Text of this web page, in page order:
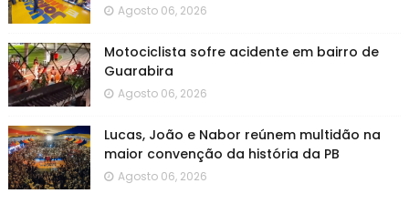
Agosto 06, 2026
Motociclista sofre acidente em bairro de
Guarabira
Agosto 06, 2026
Lucas, João e Nabor reúnem multidão na
maior convenção da história da PB
Agosto 06, 2026